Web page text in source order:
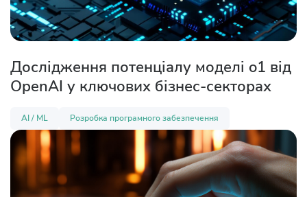
Дослідження потенціалу моделі o1 від
OpenAI у ключових бізнес-секторах
AI / ML Розробка програмного забезпечення